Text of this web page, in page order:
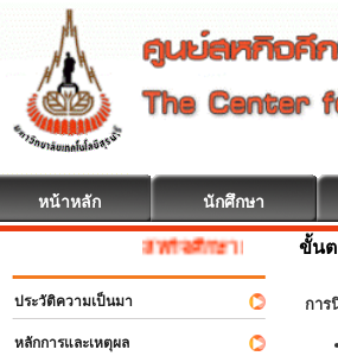
หน้าหลัก นักศึกษา
สหกิจศึกษา ยินดีต้อนรับ
ประวัติความเป็นมา
หลักการและเหตุผล
ขั้นต
การ